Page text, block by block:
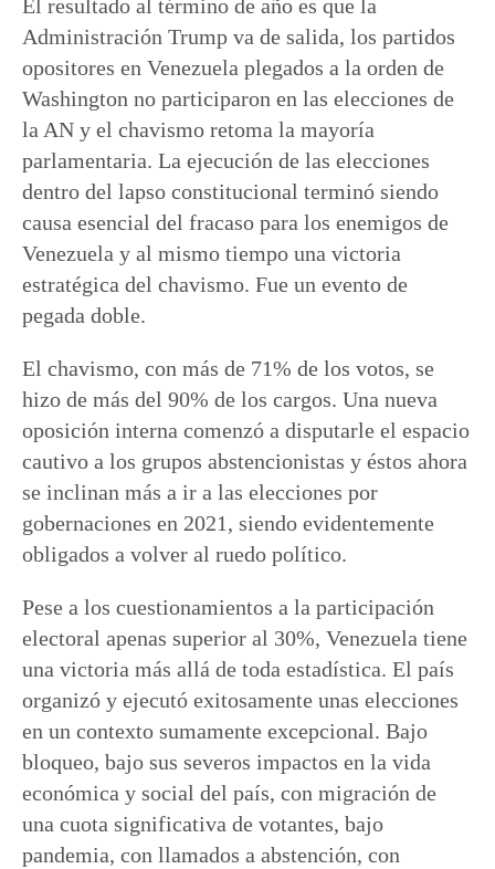
El resultado al término de año es que la
Administración Trump va de salida, los partidos
opositores en Venezuela plegados a la orden de
Washington no participaron en las elecciones de
la AN y el chavismo retoma la mayoría
parlamentaria. La ejecución de las elecciones
dentro del lapso constitucional terminó siendo
causa esencial del fracaso para los enemigos de
Venezuela y al mismo tiempo una victoria
estratégica del chavismo. Fue un evento de
pegada doble.
El chavismo, con más de 71% de los votos, se
hizo de más del 90% de los cargos. Una nueva
oposición interna comenzó a disputarle el espacio
cautivo a los grupos abstencionistas y éstos ahora
se inclinan más a ir a las elecciones por
gobernaciones en 2021, siendo evidentemente
obligados a volver al ruedo político.
Pese a los cuestionamientos a la participación
electoral apenas superior al 30%, Venezuela tiene
una victoria más allá de toda estadística. El país
organizó y ejecutó exitosamente unas elecciones
en un contexto sumamente excepcional. Bajo
bloqueo, bajo sus severos impactos en la vida
económica y social del país, con migración de
una cuota significativa de votantes, bajo
pandemia, con llamados a abstención, con